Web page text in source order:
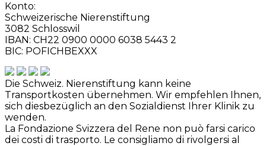
Konto:
Schweizerische Nierenstiftung
3082 Schlosswil
IBAN: CH22 0900 0000 6038 5443 2
BIC: POFICHBEXXX
Die Schweiz. Nierenstiftung kann keine
Transportkosten übernehmen. Wir empfehlen Ihnen,
sich diesbezüglich an den Sozialdienst Ihrer Klinik zu
wenden.
La Fondazione Svizzera del Rene non può farsi carico
dei costi di trasporto. Le consigliamo di rivolgersi al